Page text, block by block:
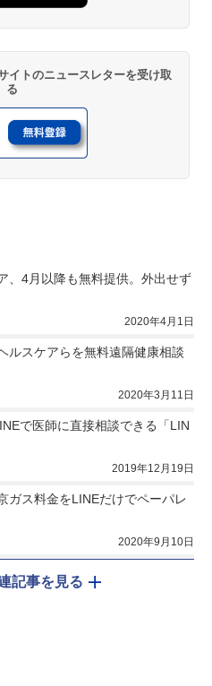
イトのニュースレターを受け取
る
、4月以降も無料提供。外出せず
2020年4月1日
ルスケアらを無料遠隔健康相談
2020年3月11日
で医師に直接相談できる「LIN
2019年12月19日
ガス料金をLINEだけでペーパレ
2020年9月10日
記事を見る